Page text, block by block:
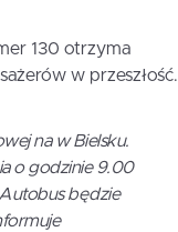
130 otrzyma
w przeszłość.
na w Bielsku.
o godzinie 9.00
będzie